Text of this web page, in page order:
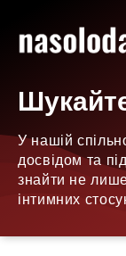
У нашій
досвідом та
знайти не
інтимних